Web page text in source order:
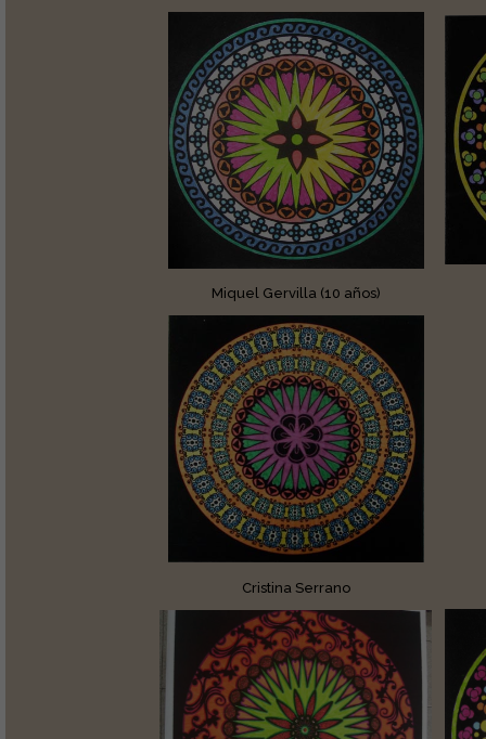
Miquel Gervilla (10 años)
Cristina Serrano